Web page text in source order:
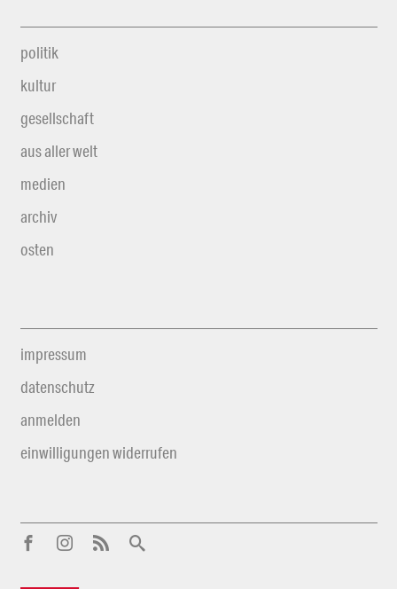
politik
kultur
gesellschaft
aus aller welt
medien
archiv
osten
impressum
datenschutz
anmelden
einwilligungen widerrufen